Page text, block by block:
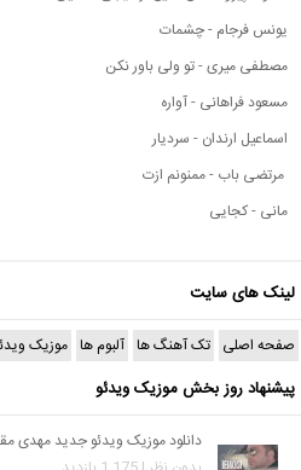
یونس فرجام - چشمات
مصطفی میری - تو ولی باور نکن
مسعود فراهانی - آواره
اسماعیل ارندان - سردیار
مرتضی باب - ممنونم ازت
مانی - کجایی
لینک های سایت
صفحه اصلی تک آهنگ ها آلبوم ها موزیک
پیشنهاد روز بخش موزیک ویدئو
دانلود موزیک ویدئو جدید مهدی